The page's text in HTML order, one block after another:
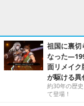
祖国に裏切
なった
面リメイク
が駆ける異
約30年の歴
て登場！